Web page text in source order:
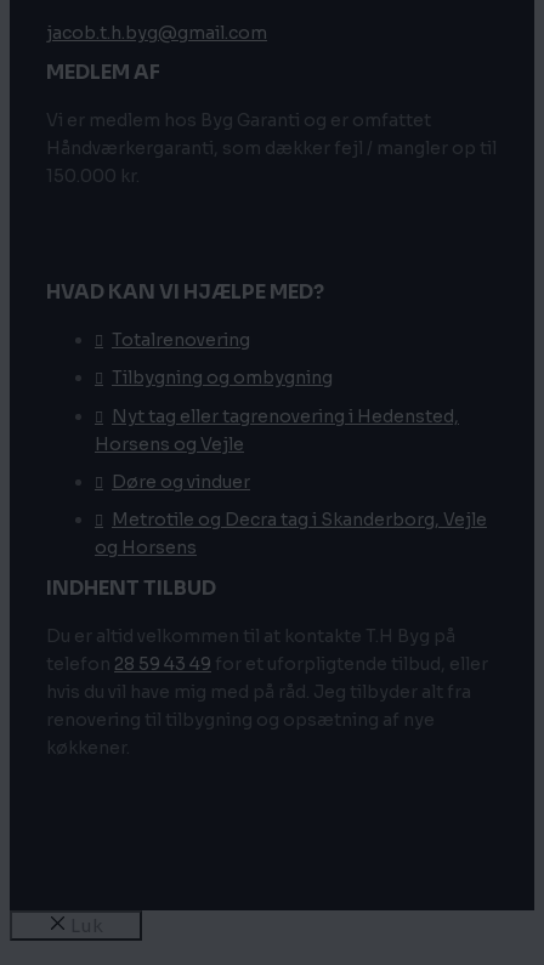
jacob.t.h.byg@gmail.com
MEDLEM AF
Vi er medlem hos Byg Garanti og er omfattet
Håndværkergaranti, som dækker fejl / mangler op til
150.000 kr.
HVAD KAN VI HJÆLPE MED?
Totalrenovering
Tilbygning og ombygning
Nyt tag eller tagrenovering i Hedensted,
Horsens og Vejle
Døre og vinduer
Metrotile og Decra tag i Skanderborg, Vejle
og Horsens
INDHENT TILBUD
Du er altid velkommen til at kontakte T.H Byg på
telefon 28 59 43 49 for et uforpligtende tilbud, eller
hvis du vil have mig med på råd. Jeg tilbyder alt fra
renovering til tilbygning og opsætning af nye
køkkener.